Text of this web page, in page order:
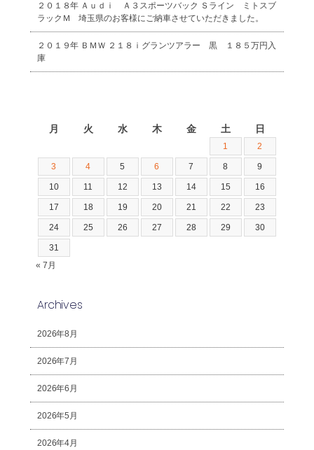
２０１８年 Ａｕｄｉ Ａ３スポーツバック Ｓライン ミトスブ
ラックＭ 埼玉県のお客様にご納車させていただきました。
２０１９年 ＢＭＷ ２１８ｉグランツアラー 黒 １８５万円入
庫
月 火 水 木 金 土 日
1 2
3 4 5 6 7 8 9
10 11 12 13 14 15 16
17 18 19 20 21 22 23
24 25 26 27 28 29 30
31
« 7月
Archives
2026年8月
2026年7月
2026年6月
2026年5月
2026年4月